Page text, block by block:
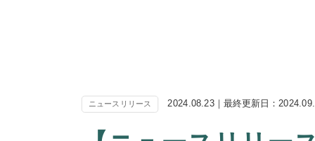
ニュースリリース 2024.08.23｜最終更新日：